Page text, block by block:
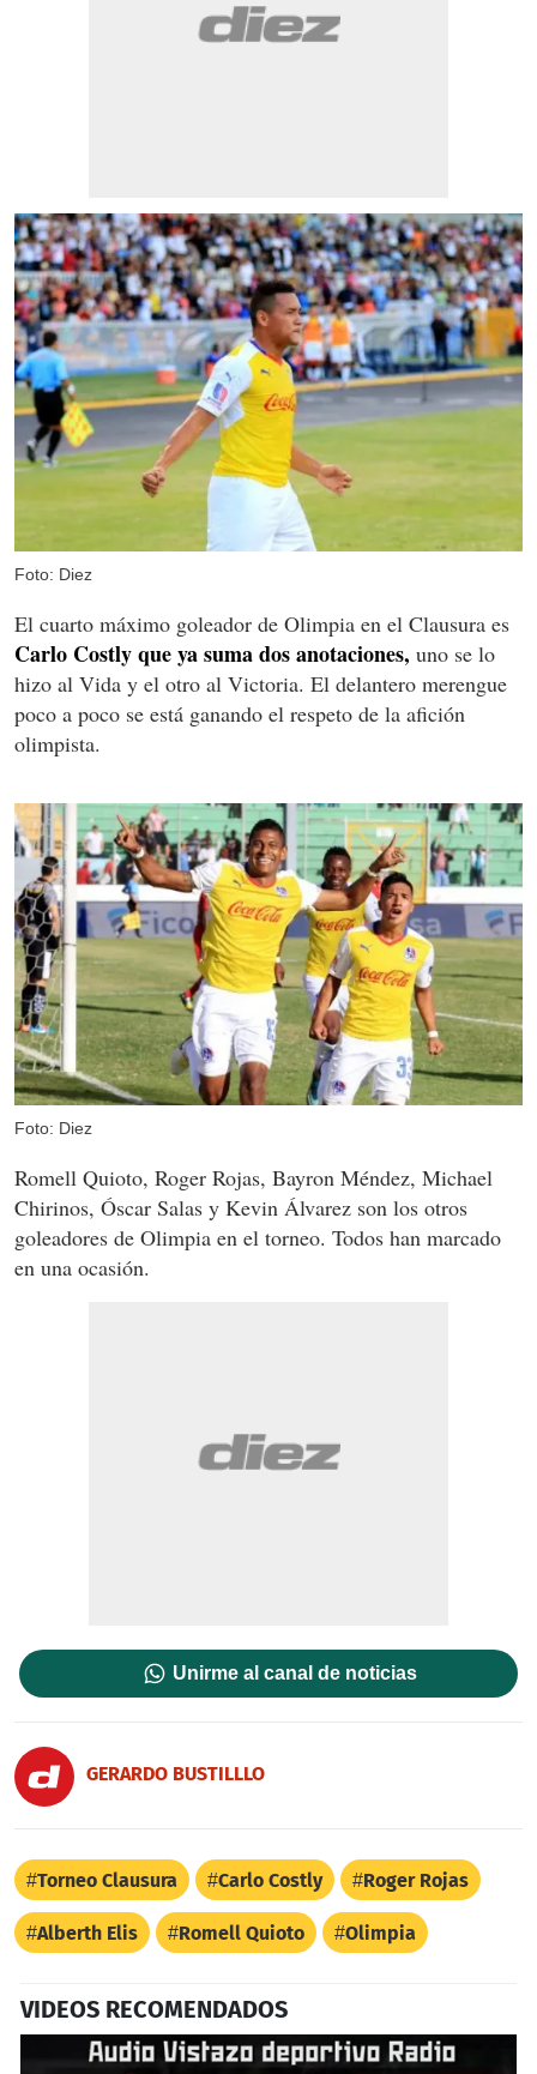
Foto: Diez
El cuarto máximo goleador de Olimpia en el Clausura es
Carlo Costly que ya suma dos anotaciones, uno se lo
hizo al Vida y el otro al Victoria. El delantero merengue
poco a poco se está ganando el respeto de la afición
olimpista.
Foto: Diez
Romell Quioto, Roger Rojas, Bayron Méndez, Michael
Chirinos, Óscar Salas y Kevin Álvarez son los otros
goleadores de Olimpia en el torneo. Todos han marcado
en una ocasión.
Unirme al canal de noticias
GERARDO BUSTILLLO
Torneo Clausura Carlo Costly Roger Rojas
Alberth Elis Romell Quioto Olimpia
VIDEOS RECOMENDADOS